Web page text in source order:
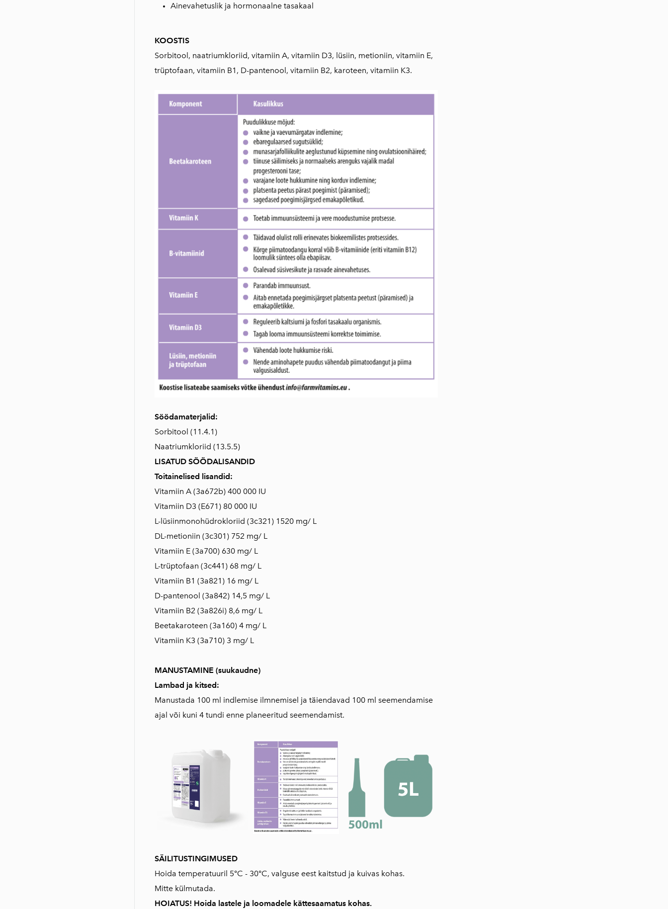
Ainevahetuslik ja hormonaalne tasakaal
KOOSTIS
Sorbitool, naatriumkloriid, vitamiin A, vitamiin D3, lüsiin, metioniin, vitamiin E,
trüptofaan, vitamiin B1, D-pantenool, vitamiin B2, karoteen, vitamiin K3.
Söödamaterjalid:
Sorbitool (11.4.1)
Naatriumkloriid (13.5.5)
LISATUD SÖÖDALISANDID
Toitainelised lisandid:
Vitamiin A (3a672b) 400 000 IU
Vitamiin D3 (E671) 80 000 IU
L-lüsiinmonohüdrokloriid (3c321) 1520 mg/ L
DL-metioniin (3c301) 752 mg/ L
Vitamiin E (3a700) 630 mg/ L
L-trüptofaan (3c441) 68 mg/ L
Vitamiin B1 (3a821) 16 mg/ L
D-pantenool (3a842) 14,5 mg/ L
Vitamiin B2 (3a826i) 8,6 mg/ L
Beetakaroteen (3a160) 4 mg/ L
Vitamiin K3 (3a710) 3 mg/ L
MANUSTAMINE (suukaudne)
Lambad ja kitsed:
Manustada 100 ml indlemise ilmnemisel ja täiendavad 100 ml seemendamise
ajal või kuni 4 tundi enne planeeritud seemendamist.
SÄILITUSTINGIMUSED
Hoida temperatuuril 5°C - 30°C, valguse eest kaitstud ja kuivas kohas.
Mitte külmutada.
HOIATUS! Hoida lastele ja loomadele kättesaamatus kohas.